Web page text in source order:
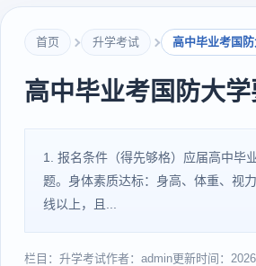
首页 升学考试 高中毕业考国
高中毕业考国防大
1. 报名条件（得先够格）应届高中毕
题。身体素质达标：身高、体重、视
线以上，且...
栏目：升学考试作者：admin更新时间：